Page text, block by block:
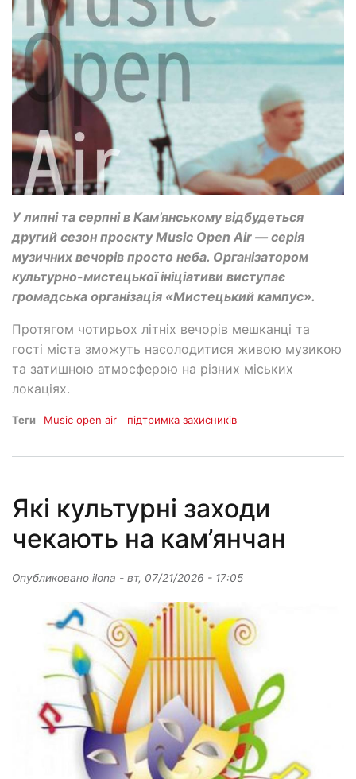
У липні та серпні в Кам’янському відбудеться
другий сезон проєкту Music Open Air — серія
музичних вечорів просто неба. Організатором
культурно-мистецької ініціативи виступає
громадська організація «Мистецький кампус».
Протягом чотирьох літніх вечорів мешканці та
гості міста зможуть насолодитися живою музикою
та затишною атмосферою на різних міських
локаціях.
Теги Music open air підтримка захисників
Які культурні заходи
чекають на кам’янчан
Опубликовано ilona - вт, 07/21/2026 - 17:05